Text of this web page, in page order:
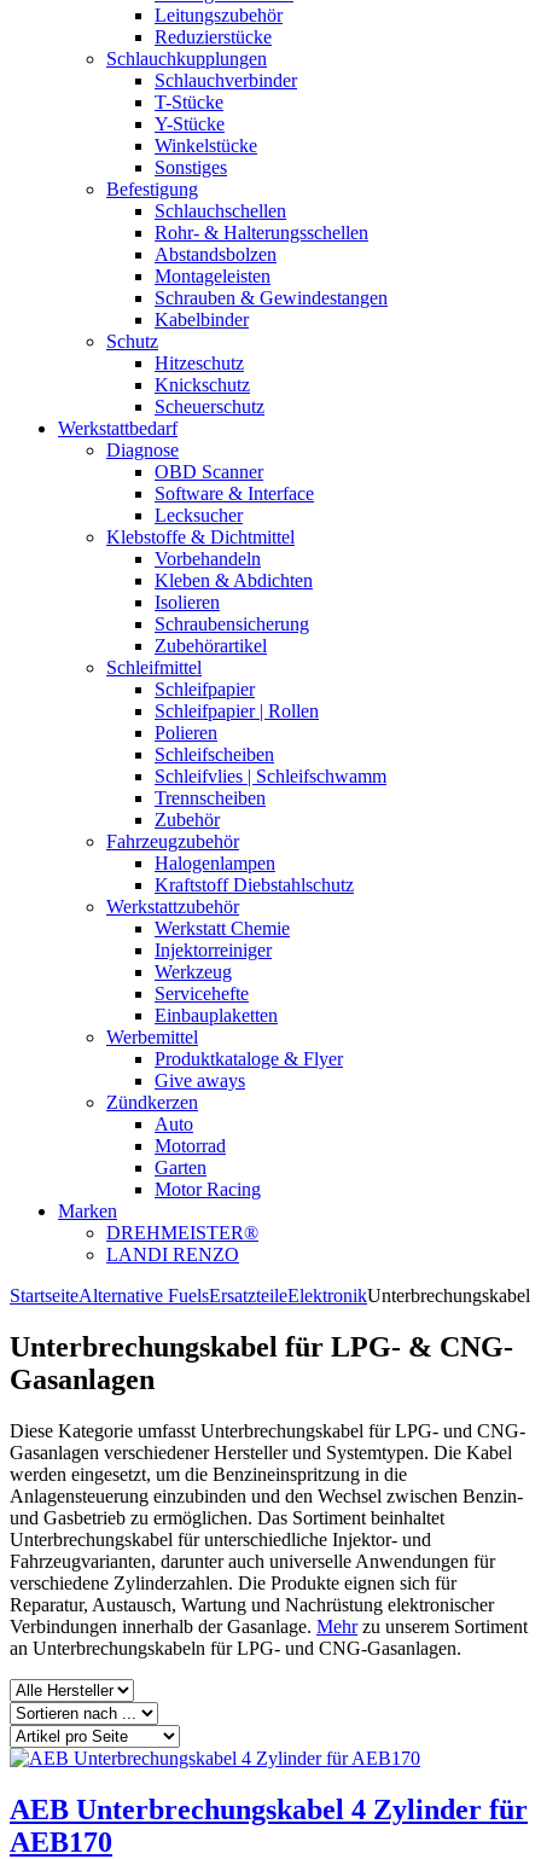
Leitungszubehör
Reduzierstücke
Schlauchkupplungen
Schlauchverbinder
T-Stücke
Y-Stücke
Winkelstücke
Sonstiges
Befestigung
Schlauchschellen
Rohr- & Halterungsschellen
Abstandsbolzen
Montageleisten
Schrauben & Gewindestangen
Kabelbinder
Schutz
Hitzeschutz
Knickschutz
Scheuerschutz
Werkstattbedarf
Diagnose
OBD Scanner
Software & Interface
Lecksucher
Klebstoffe & Dichtmittel
Vorbehandeln
Kleben & Abdichten
Isolieren
Schraubensicherung
Zubehörartikel
Schleifmittel
Schleifpapier
Schleifpapier | Rollen
Polieren
Schleifscheiben
Schleifvlies | Schleifschwamm
Trennscheiben
Zubehör
Fahrzeugzubehör
Halogenlampen
Kraftstoff Diebstahlschutz
Werkstattzubehör
Werkstatt Chemie
Injektorreiniger
Werkzeug
Servicehefte
Einbauplaketten
Werbemittel
Produktkataloge & Flyer
Give aways
Zündkerzen
Auto
Motorrad
Garten
Motor Racing
Marken
DREHMEISTER®
LANDI RENZO
StartseiteAlternative FuelsErsatzteileElektronikUnterbrechungskabel
Unterbrechungskabel für LPG- & CNG-
Gasanlagen
Diese Kategorie umfasst Unterbrechungskabel für LPG- und CNG-
Gasanlagen verschiedener Hersteller und Systemtypen. Die Kabel
werden eingesetzt, um die Benzineinspritzung in die
Anlagensteuerung einzubinden und den Wechsel zwischen Benzin-
und Gasbetrieb zu ermöglichen. Das Sortiment beinhaltet
Unterbrechungskabel für unterschiedliche Injektor- und
Fahrzeugvarianten, darunter auch universelle Anwendungen für
verschiedene Zylinderzahlen. Die Produkte eignen sich für
Reparatur, Austausch, Wartung und Nachrüstung elektronischer
Verbindungen innerhalb der Gasanlage. Mehrzu unserem Sortiment
an Unterbrechungskabeln für LPG- und CNG-Gasanlagen.
AEB Unterbrechungskabel 4 Zylinder für
AEB170